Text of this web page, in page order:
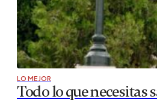
LO MEJOR
Todo lo que necesitas